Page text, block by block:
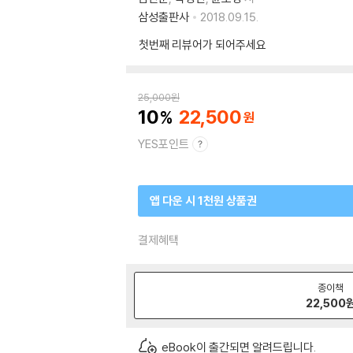
삼성출판사
2018.09.15.
첫번째 리뷰어가 되어주세요
25,000원
10 22,500
YES포인트
앱 다운 시 1천원 상품권
결제혜택
종이책
22,500
eBook이 출간되면 알려드립니다.